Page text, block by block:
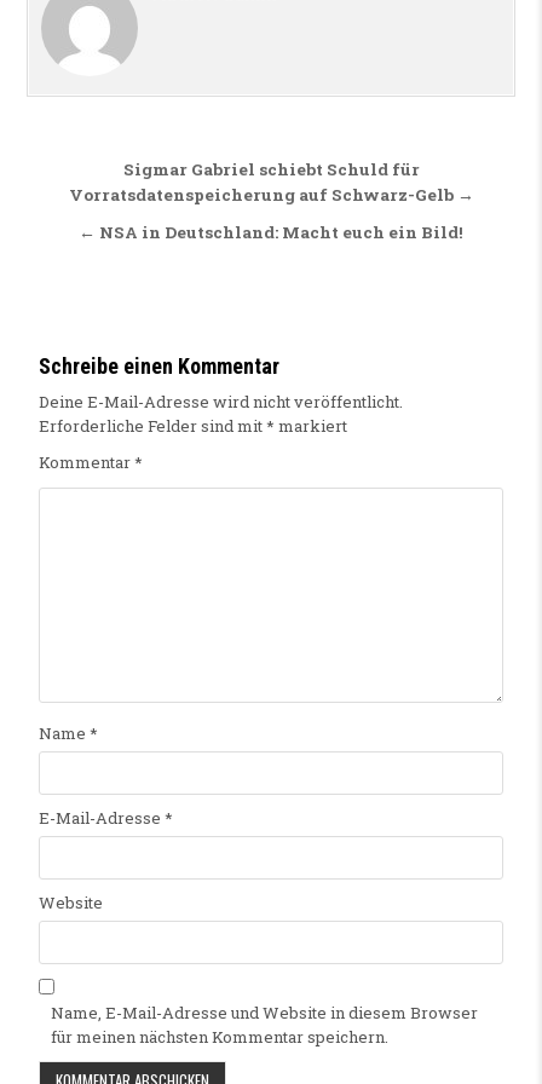
Beitragsnavigation
Sigmar Gabriel schiebt Schuld für
Vorratsdatenspeicherung auf Schwarz-Gelb →
← NSA in Deutschland: Macht euch ein Bild!
Schreibe einen Kommentar
Deine E-Mail-Adresse wird nicht veröffentlicht.
Erforderliche Felder sind mit* markiert
Kommentar*
Name *
E-Mail-Adresse *
Website
Name, E-Mail-Adresse und Website in diesem Browser
für meinen nächsten Kommentar speichern.